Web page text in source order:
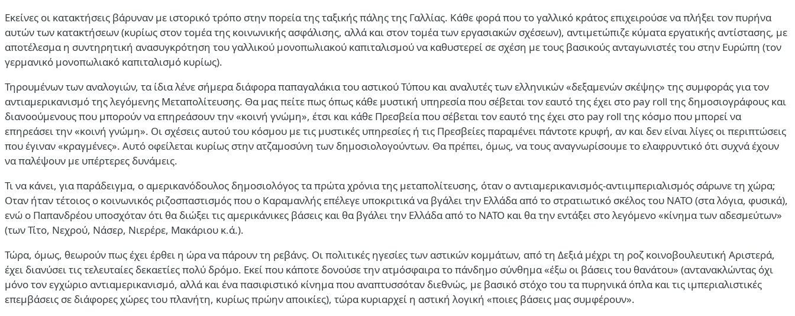
Εκείνες οι κατακτήσεις βάρυναν με ιστορικό τρόπο στην πορεία της ταξικής πάλης της Γαλλίας. Κάθε φορά που το γαλλικό κράτος επιχειρούσε να πλήξει τον πυρήνα
αυτών των κατακτήσεων (κυρίως στον τομέα της κοινωνικής ασφάλισης, αλλά και στον τομέα των εργασιακών σχέσεων), αντιμετώπιζε κύματα εργατικής αντίστασης, με
αποτέλεσμα η συντηρητική ανασυγκρότηση του γαλλικού μονοπωλιακού καπιταλισμού να καθυστερεί σε σχέση με τους βασικούς ανταγωνιστές του στην Ευρώπη (τον
γερμανικό μονοπωλιακό καπιταλισμό κυρίως).
Τηρουμένων των αναλογιών, τα ίδια λένε σήμερα διάφορα παπαγαλάκια του αστικού Τύπου και αναλυτές των ελληνικών «δεξαμενών σκέψης» της συμφοράς για τον
αντιαμερικανισμό της λεγόμενης Μεταπολίτευσης. Θα μας πείτε πως όπως κάθε μυστική υπηρεσία που σέβεται τον εαυτό της έχει στο pay roll της δημοσιογράφους και
διανοούμενους που μπορούν να επηρεάσουν την «κοινή γνώμη», έτσι και κάθε Πρεσβεία που σέβεται τον εαυτό της έχει στο pay roll της κόσμο που μπορεί να
επηρεάσει την «κοινή γνώμη». Οι σχέσεις αυτού του κόσμου με τις μυστικές υπηρεσίες ή τις Πρεσβείες παραμένει πάντοτε κρυφή, αν και δεν είναι λίγες οι περιπτώσεις
που έγιναν «κραγμένες». Αυτό οφείλεται κυρίως στην ατζαμοσύνη των δημοσιολογούντων. Θα πρέπει, όμως, να τους αναγνωρίσουμε το ελαφρυντικό ότι συχνά έχουν
να παλέψουν με υπέρτερες δυνάμεις.
Τι να κάνει, για παράδειγμα, ο αμερικανόδουλος δημοσιολόγος τα πρώτα χρόνια της μεταπολίτευσης, όταν ο αντιαμερικανισμός-αντιιμπεριαλισμός σάρωνε τη χώρα;
Οταν ήταν τέτοιος ο κοινωνικός ριζοσπαστισμός που ο Καραμανλής επέλεγε υποκριτικά να βγάλει την Ελλάδα από το στρατιωτικό σκέλος του ΝΑΤΟ (στα λόγια, φυσικά),
ενώ ο Παπανδρέου υποσχόταν ότι θα διώξει τις αμερικάνικες βάσεις και θα βγάλει την Ελλάδα από το ΝΑΤΟ και θα την εντάξει στο λεγόμενο «κίνημα των αδεσμεύτων»
(των Τίτο, Νεχρού, Νάσερ, Νιερέρε, Μακάριου κ.ά.).
Τώρα, όμως, θεωρούν πως έχει έρθει η ώρα να πάρουν τη ρεβάνς. Οι πολιτικές ηγεσίες των αστικών κομμάτων, από τη Δεξιά μέχρι τη ροζ κοινοβουλευτική Αριστερά,
έχει διανύσει τις τελευταίες δεκαετίες πολύ δρόμο. Εκεί που κάποτε δονούσε την ατμόσφαιρα το πάνδημο σύνθημα «έξω οι βάσεις του θανάτου» (αντανακλώντας όχι
μόνο τον εγχώριο αντιαμερικανισμό, αλλά και ένα πασιφιστικό κίνημα που αναπτυσσόταν διεθνώς, με βασικό στόχο του τα πυρηνικά όπλα και τις ιμπεριαλιστικές
επεμβάσεις σε διάφορες χώρες του πλανήτη, κυρίως πρώην αποικίες), τώρα κυριαρχεί η αστική λογική «ποιες βάσεις μας συμφέρουν».